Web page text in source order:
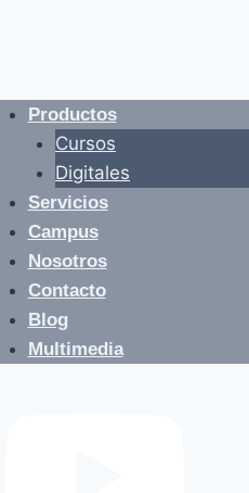
Productos
Cursos
Digitales
Servicios
Campus
Nosotros
Contacto
Blog
Multimedia